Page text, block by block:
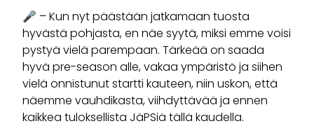
🎤 – Kun nyt päästään jatkamaan tuosta
hyvästä pohjasta, en näe syytä, miksi emme voisi
pystyä vielä parempaan. Tärkeää on saada
hyvä pre-season alle, vakaa ympäristö ja siihen
vielä onnistunut startti kauteen, niin uskon, että
näemme vauhdikasta, viihdyttävää ja ennen
kaikkea tuloksellista JäPSiä tällä kaudella.